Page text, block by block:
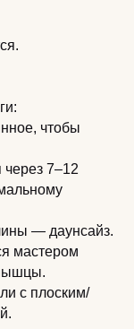
чтобы
через 7–12
— даунсайз.
мастером
с плоским/